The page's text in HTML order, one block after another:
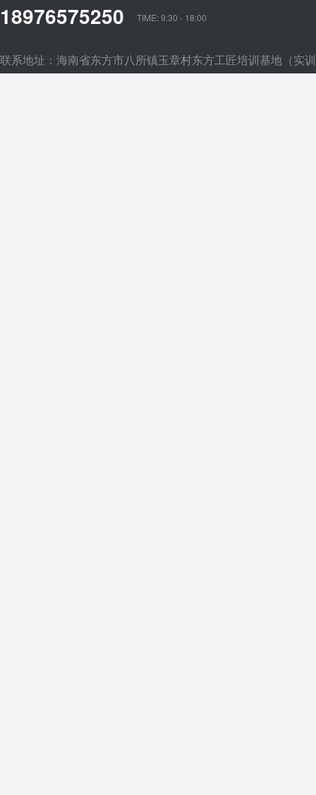
18976575250 TIME: 9:30 - 18:00
联系地址：海南省东方市八所镇玉章村东方工匠培训基地（实